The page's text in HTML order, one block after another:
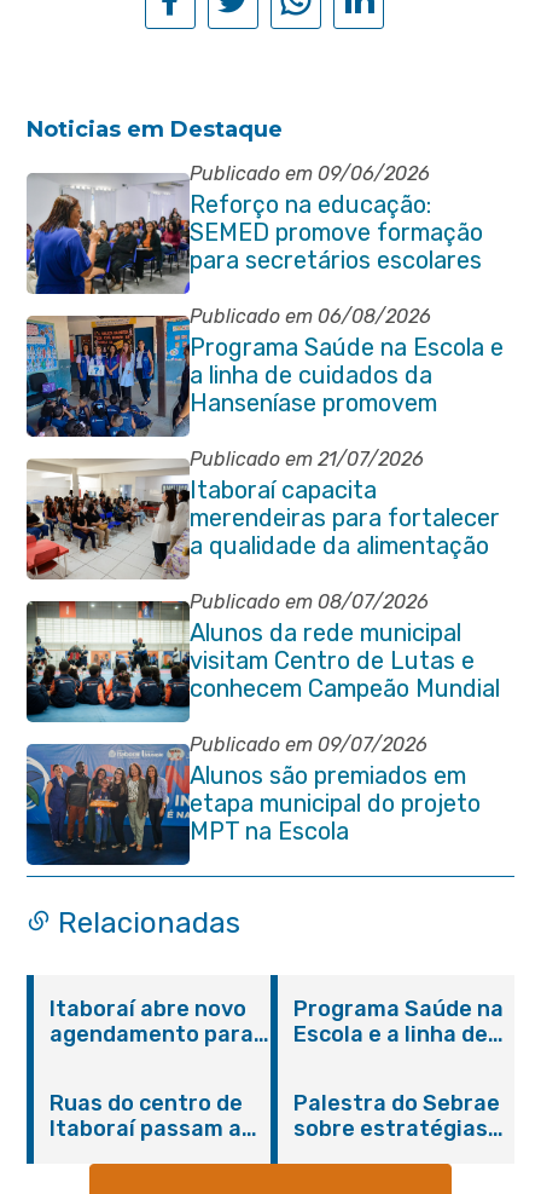
Noticias em Destaque
Publicado em 09/06/2026
Reforço na educação:
SEMED promove formação
para secretários escolares
Publicado em 06/08/2026
Programa Saúde na Escola e
a linha de cuidados da
Hanseníase promovem
conscientização sobre
hanseníase na E.M Adelaide
de Magalhães Seabra
Publicado em 21/07/2026
Itaboraí capacita
merendeiras para fortalecer
a qualidade da alimentação
escolar na rede municipal
Publicado em 08/07/2026
Alunos da rede municipal
visitam Centro de Lutas e
conhecem Campeão Mundial
de Taekwondo
Publicado em 09/07/2026
Alunos são premiados em
etapa municipal do projeto
MPT na Escola
Relacionadas
Itaboraí abre novo
agendamento para
Programa Saúde na
Escola e a linha de
promovem
conscientização
sobre hanseníase
Ruas do centro de
Itaboraí passam a
Palestra do Sebrae
sobre estratégias